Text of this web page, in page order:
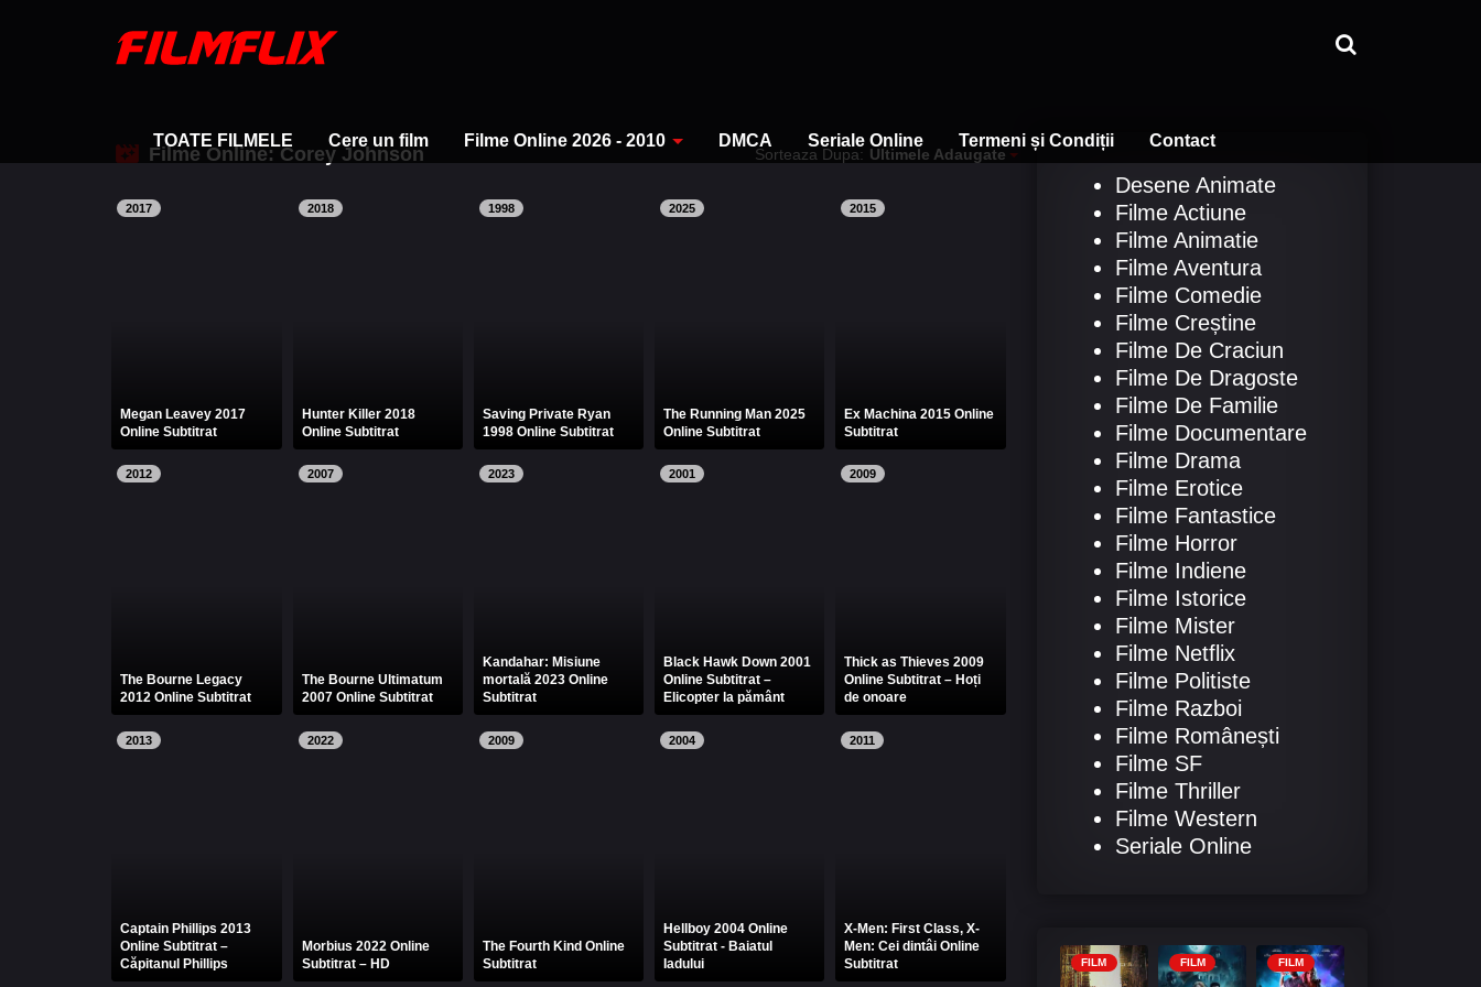
TOATE FILMELE Cere un film Filme Online 2026 - 2010 DMCA Seriale Online Termeni și Condiții Contact
Filme Online: Corey Johnson Sorteaza Dupa: Ultimele Adaugate
2017
Megan Leavey 2017
Online Subtitrat
2018
Hunter Killer 2018
Online Subtitrat
1998
Saving Private Ryan
1998 Online Subtitrat
2025
The Running Man 2025
Online Subtitrat
2015
Ex Machina 2015 Online
Subtitrat
2012
The Bourne Legacy
2012 Online Subtitrat
2007
The Bourne Ultimatum
2007 Online Subtitrat
2023
Kandahar: Misiune
mortală 2023 Online
Subtitrat
2001
Black Hawk Down 2001
Online Subtitrat –
Elicopter la pământ
2009
Thick as Thieves 2009
Online Subtitrat – Hoți
de onoare
2013
Captain Phillips 2013
Online Subtitrat –
Căpitanul Phillips
2022
Morbius 2022 Online
Subtitrat – HD
2009
The Fourth Kind Online
Subtitrat
2004
Hellboy 2004 Online
Subtitrat - Baiatul
Iadului
2011
X-Men: First Class, X-
Men: Cei dintâi Online
Subtitrat
Desene Animate
Filme Actiune
Filme Animatie
Filme Aventura
Filme Comedie
Filme Creștine
Filme De Craciun
Filme De Dragoste
Filme De Familie
Filme Documentare
Filme Drama
Filme Erotice
Filme Fantastice
Filme Horror
Filme Indiene
Filme Istorice
Filme Mister
Filme Netflix
Filme Politiste
Filme Razboi
Filme Românești
Filme SF
Filme Thriller
Filme Western
Seriale Online
FILM FILM FILM